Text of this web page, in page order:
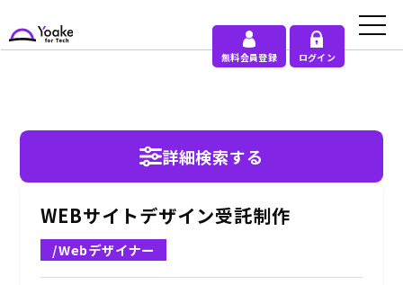
無料会員登録 ログイン
詳細検索する
WEBサイトデザイン受託制作
/Webデザイナー